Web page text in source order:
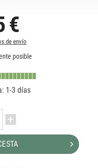
€
de envío
posible
1-3 días